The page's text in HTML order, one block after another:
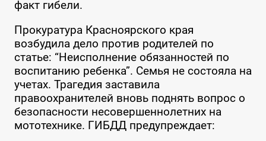
факт гибели.
Прокуратура Красноярского края
возбудила дело против родителей по
статье: “Неисполнение обязанностей по
воспитанию ребенка”. Семья не состояла на
учетах. Трагедия заставила
правоохранителей вновь поднять вопрос о
безопасности несовершеннолетних на
мототехнике. ГИБДД предупреждает: